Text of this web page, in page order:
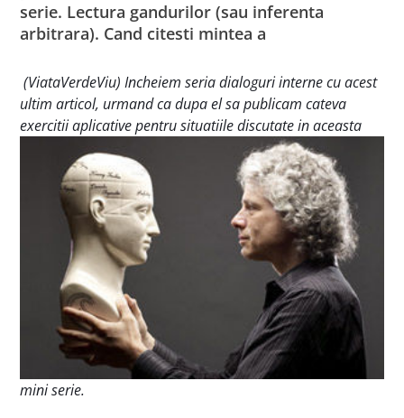
serie. Lectura gandurilor (sau inferenta
arbitrara). Cand citesti mintea a
(ViataVerdeViu) Incheiem seria dialoguri interne cu acest
ultim articol, urmand ca dupa el sa publicam cateva
exercitii aplicative pentrusituatiile discutate in aceasta
mini serie.